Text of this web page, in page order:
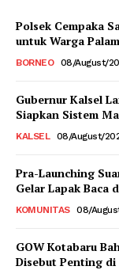
Polsek Cempaka
untuk Warga
BORNEO 08/August/
Gubernur Kalsel
Siapkan Sistem
KALSEL 08/August/
Pra-Launching
Gelar Lapak Baca
KOMUNITAS 08/
GOW Kotabaru
Disebut Penting di